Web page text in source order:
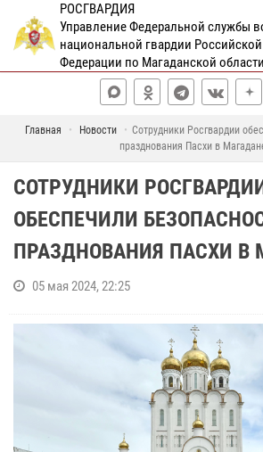
РОСГВАРДИЯ
Управление Федеральной службы
национальной гвардии Российской
Федерации по Магаданской области
Главная Новости
Сотрудники Росгвардии
празднования Пасхи в
СОТРУДНИКИ
ОБЕСПЕЧИЛИ
ПРАЗДНОВАНИЯ ПАСХИ В
05 мая 2024, 22:25